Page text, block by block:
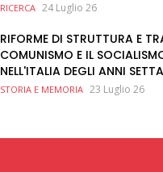
RICERCA 24 Luglio 26
RIFORME DI STRUTTURA E
COMUNISMO E IL
NELL'ITALIA DEGLI ANNI
STORIA E MEMORIA 23 Luglio 26